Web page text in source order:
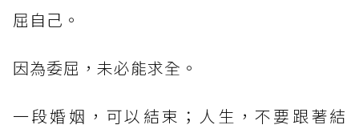
屈自己。
因為委屈，未必能求全。
一段婚姻，可以結束；人生，不要跟著結